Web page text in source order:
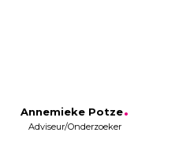
Annemieke Potze
Adviseur/Onderzoeker